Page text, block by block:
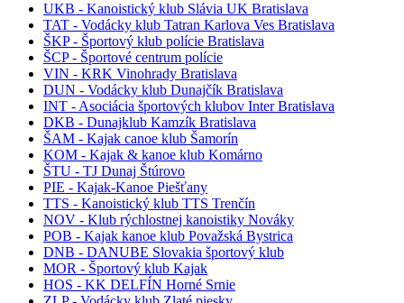
UKB - Kanoistický klub Slávia UK Bratislava
TAT - Vodácky klub Tatran Karlova Ves Bratislava
ŠKP - Športový klub polície Bratislava
ŠCP - Športové centrum polície
VIN - KRK Vinohrady Bratislava
DUN - Vodácky klub Dunajčík Bratislava
INT - Asociácia športových klubov Inter Bratislava
DKB - Dunajklub Kamzík Bratislava
ŠAM - Kajak canoe klub Šamorín
KOM - Kajak & kanoe klub Komárno
ŠTU - TJ Dunaj Štúrovo
PIE - Kajak-Kanoe Piešťany
TTS - Kanoistický klub TTS Trenčín
NOV - Klub rýchlostnej kanoistiky Nováky
POB - Kajak kanoe klub Považská Bystrica
DNB - DANUBE Slovakia športový klub
MOR - Športový klub Kajak
HOS - KK DELFÍN Horné Srnie